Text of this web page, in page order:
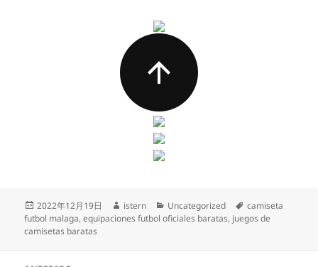
Publicado
el
2022年12月19日 Autor
istern Categorías
Uncategorized Etiquetas
camiseta
futbol malaga,equipaciones futbol oficiales baratas, juegos de
camisetas baratas